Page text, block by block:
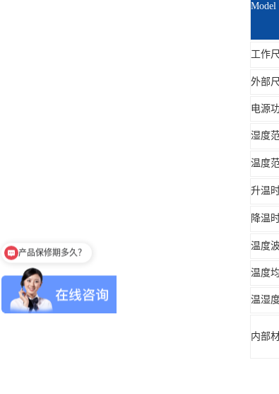
Model
工作
外部
电源
湿度
温度
升温
降温
温度
温度
温湿
内部
高低温环境试验箱价格？